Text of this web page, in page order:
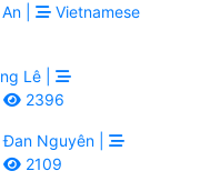
|
Vietnamese
Lê |
2396
Đan Nguyên |
2109